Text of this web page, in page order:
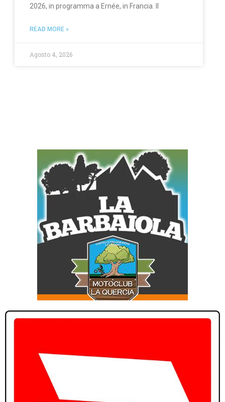
2026, in programma a Ernée, in Francia. Il
READ MORE »
Agosto 4, 2026